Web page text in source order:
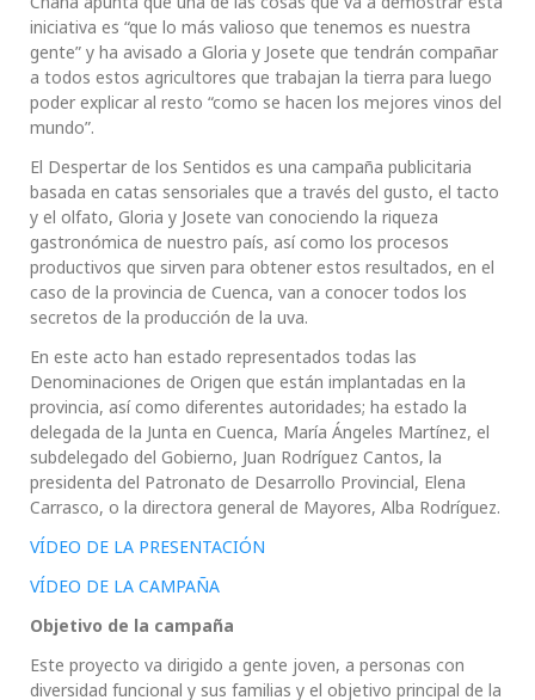
iniciativa es “que lo más valioso que tenemos es nuestra
gente” y ha avisado a Gloria y Josete que tendrán compañar
a todos estos agricultores que trabajan la tierra para luego
poder explicar al resto “como se hacen los mejores vinos del
mundo”.
El Despertar de los Sentidos es una campaña publicitaria
basada en catas sensoriales que a través del gusto, el tacto
y el olfato, Gloria y Josete van conociendo la riqueza
gastronómica de nuestro país, así como los procesos
productivos que sirven para obtener estos resultados, en el
caso de la provincia de Cuenca, van a conocer todos los
secretos de la producción de la uva.
En este acto han estado representados todas las
Denominaciones de Origen que están implantadas en la
provincia, así como diferentes autoridades; ha estado la
delegada de la Junta en Cuenca, María Ángeles Martínez, el
subdelegado del Gobierno, Juan Rodríguez Cantos, la
presidenta del Patronato de Desarrollo Provincial, Elena
Carrasco, o la directora general de Mayores, Alba Rodríguez.
VÍDEO DE LA PRESENTACIÓN
VÍDEO DE LA CAMPAÑA
Objetivo de la campaña
Este proyecto va dirigido a gente joven, a personas con
diversidad funcional y sus familias y el objetivo principal de la